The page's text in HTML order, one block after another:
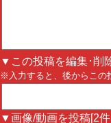
▼この投稿を編集･削
※入力すると、後からこの
▼画像/動画を投稿[2件